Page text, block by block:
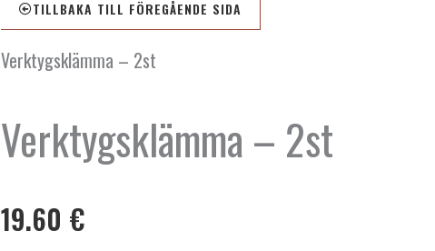
TILLBAKA TILL FÖREGÅENDE SIDA
Verktygsklämma – 2st
Verktygsklämma – 2st
19.60 €